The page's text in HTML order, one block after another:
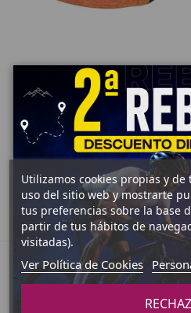
POLAR OH1 NARANJA
OHR SENSOR
EMEA/LATAM/SCAN
80,01 €
Añadir al carrito
Utilizamos cookies propias y
uso del sitio web y mostrarte
tus preferencias sobre la base
partir de tus hábitos de
visitadas).
Ver Política de Cookies